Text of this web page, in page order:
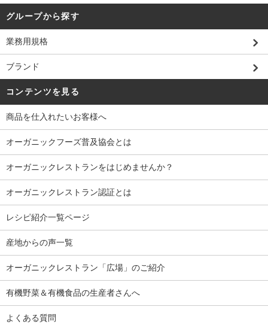
グループから探す
業務用規格
ブランド
コンテンツを見る
商品を仕入れたいお客様へ
オーガニックフーズ普及協会とは
オーガニックレストランをはじめませんか？
オーガニックレストラン認証とは
レシピ紹介一覧ページ
産地からの声一覧
オーガニックレストラン「広場」のご紹介
有機野菜＆有機食品の生産者さんへ
よくある質問